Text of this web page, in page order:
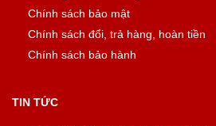
Chính sách bảo mật
Chính sách đổi, trả hàng, hoàn tiền
Chính sách bảo hành
TIN TỨC